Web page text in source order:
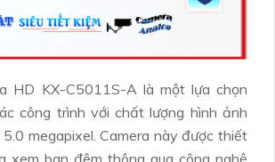
HD KX-C5011S-A là một lựa chọn
công trình với chất lượng hình ảnh
megapixel. Camera này được thiết
xem ban đêm thông qua công nghệ